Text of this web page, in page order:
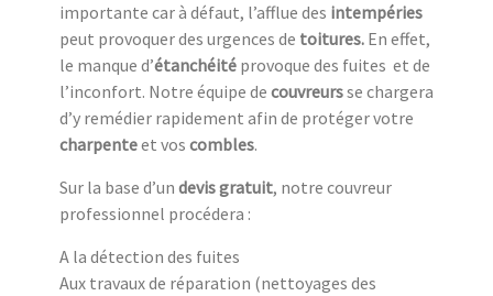
importante car à défaut, l’afflue des intempéries
peut provoquer des urgences de toitures. En effet,
le manque d’étanchéité provoque des fuites et de
l’inconfort. Notre équipe de couvreursse chargera
d’y remédier rapidement afin de protéger votre
charpenteet vos combles.
Sur la base d’un devis gratuit, notre couvreur
professionnel procédera :
A la détection des fuites
Aux travaux de réparation (nettoyages des